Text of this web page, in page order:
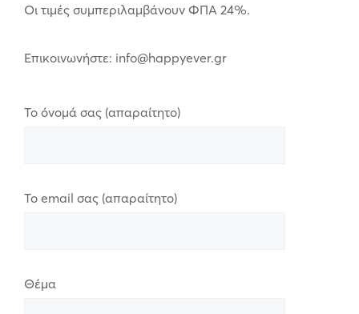
Οι τιμές συμπεριλαμβάνουν ΦΠΑ 24%.
Επικοινωνήστε: info@happyever.gr
Το όνομά σας (απαραίτητο)
Το email σας (απαραίτητο)
Θέμα